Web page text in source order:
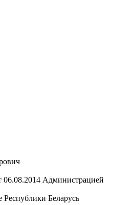
06.08.2014 Администрацией
Республики Беларусь